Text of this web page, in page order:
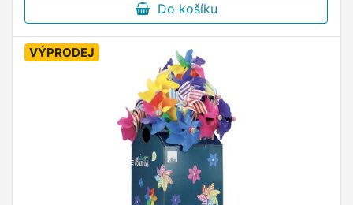
Do košíku
VÝPRODEJ